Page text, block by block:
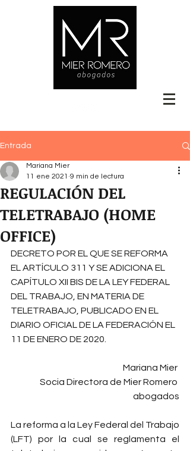
Entrada
REGULACIÓN DEL
TELETRABAJO (HOME
OFFICE)
Mariana Mier
11 ene 2021 9 min de lectura
DECRETO POR EL QUE SE REFORMA
EL ARTÍCULO 311 Y SE ADICIONA EL
CAPÍTULO XII BIS DE LA LEY FEDERAL
DEL TRABAJO, EN MATERIA DE
TELETRABAJO, PUBLICADO EN EL
DIARIO OFICIAL DE LA FEDERACIÓN EL
11 DE ENERO DE 2020.
Mariana Mier
Socia Directora de Mier Romero
abogados
La reforma a la Ley Federal del Trabajo
(LFT) por la cual se reglamenta el